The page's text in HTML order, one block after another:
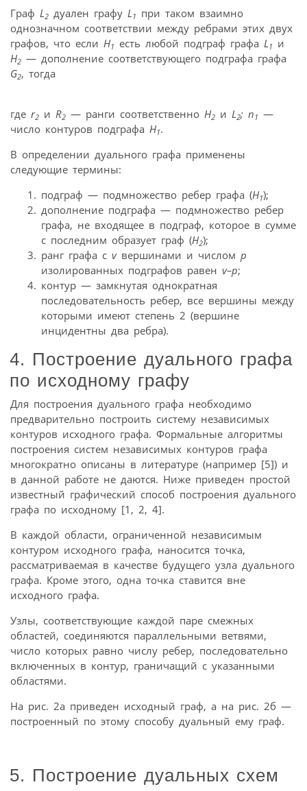
Граф L 2 дуален графу L 1 при таком взаимно
однозначном соответствии между ребрами этих двух
графов, что если Н1 есть любой подграф графа L 1 и
Н2 — дополнение соответствующего подграфа графа
G2, тогда
где r2 и R2 — ранги соответственно Н2 и L 2; n1 —
число контуров подграфа Н1.
В определении дуального графа применены
следующие термины:
подграф — подмножество ребер графа (Н1);
дополнение подграфа — подмножество ребер
графа, не входящее в подграф, которое в сумме
с последним образует граф (Н2);
ранг графа с vвершинами и числом p
изолированных подграфов равен v–p;
контур — замкнутая однократная
последовательность ребер, все вершины между
которыми имеют степень 2 (вершине
инцидентны два ребра).
4. Построение дуального графа
по исходному графу
Для построения дуального графа необходимо
предварительно построить систему независимых
контуров исходного графа. Формальные алгоритмы
построения систем независимых контуров графа
многократно описаны в литературе (например [5]) и
в данной работе не даются. Ниже приведен простой
известный графический способ построения дуального
графа по исходному [1, 2, 4].
В каждой области, ограниченной независимым
контуром исходного графа, наносится точка,
рассматриваемая в качестве будущего узла дуального
графа. Кроме этого, одна точка ставится вне
исходного графа.
Узлы, соответствующие каждой паре смежных
областей, соединяются параллельными ветвями,
число которых равно числу ребер, последовательно
включенных в контур, граничащий с указанными
областями.
На рис. 2а приведен исходный граф, а на рис. 2б —
построенный по этому способу дуальный ему граф.
5. Построение дуальных схем